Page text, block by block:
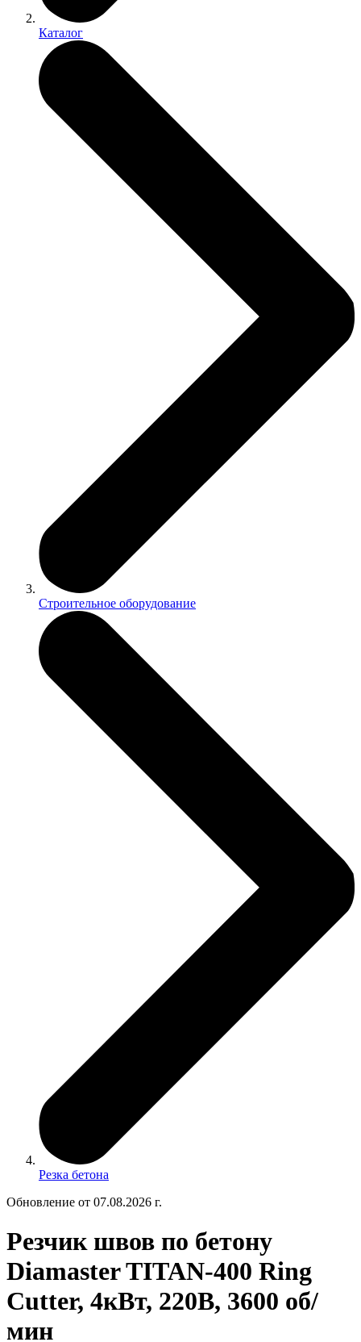
Каталог
Строительное оборудование
Резка бетона
Обновление от 07.08.2026 г.
Резчик швов по бетону
Diamaster TITAN-400 Ring
Cutter, 4кВт, 220В, 3600 об/
мин